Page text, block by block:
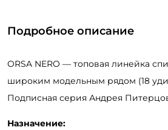
Подробное описание
ORSA NERO — топовая линейка
широким модельным рядом (18
Подписная серия Андрея
Назначение: